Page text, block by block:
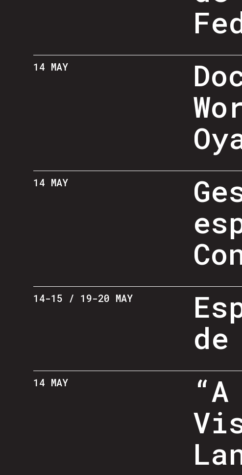
14 MAY
14 MAY
14-15 / 19-20 MAY
14 MAY